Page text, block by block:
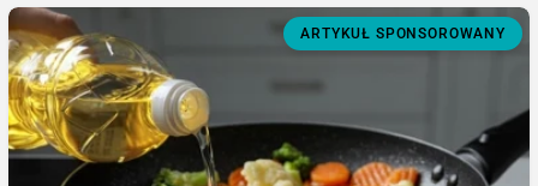
ARTYKUŁ SPONSOROWANY